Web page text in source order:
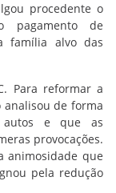
procedente o
pagamento de
família alvo das
Para reformar a
analisou de forma
autos e que as
provocações.
animosidade que
pela redução